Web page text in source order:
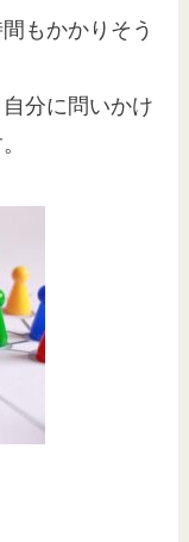
もかかりそう
分に問いかけ